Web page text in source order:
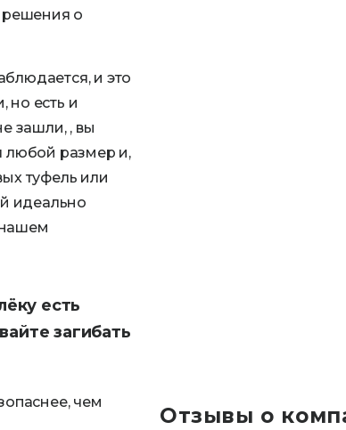
решения о
и это
но есть и
зашли, , вы
любой размер и,
туфель или
идеально
нашем
есть
загибать
чем
Отзывы о